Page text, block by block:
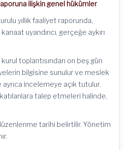
ilişkin genel hükümler
yıllık faaliyet raporunda,
kanaat uyandırıcı, gerçeğe aykırı
toplantısından on beş gün
bilgisine sunulur ve meslek
incelemeye açık tutulur.
talep etmeleri halinde,
tarihi belirtilir. Yönetim